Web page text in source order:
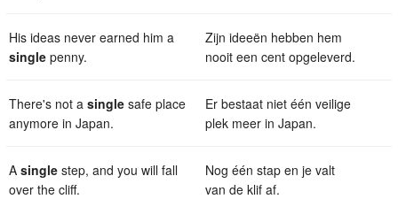
His ideas never earned him a
single penny.
Zijn ideeën hebben hem
nooit een cent opgeleverd.
There's not a single safe place
anymore in Japan.
Er bestaat niet één veilige
plek meer in Japan.
A single step, and you will fall
over the cliff.
Nog één stap en je valt
van de klif af.